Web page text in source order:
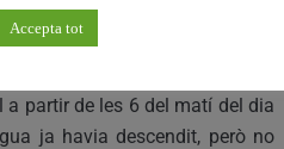
contrari per al qual va ser
partir de les 6 del matí del dia
ja havia descendit, però no
Accepta tot